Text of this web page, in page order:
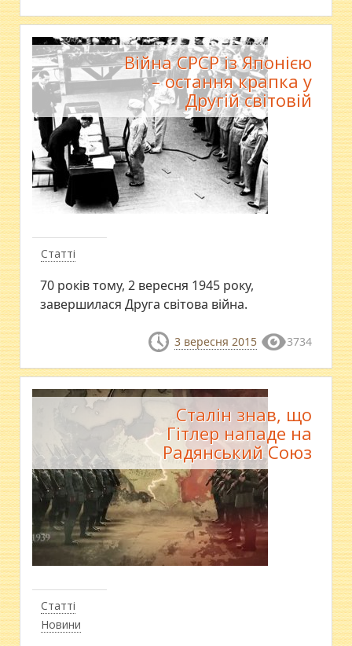
Статті
Війна СРСР із Японією
– остання крапка у
Другій світовій
70 років тому, 2 вересня 1945 року,
завершилася Друга світова війна.
3 вересня 2015 3734
Статті
Новини
Сталін знав, що
Гітлер нападе на
Радянський Союз